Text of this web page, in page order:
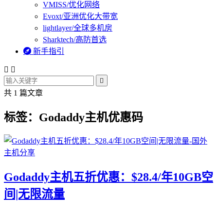
VMISS/优化网络
Evoxt/亚洲优化大带宽
lightlayer/全球多机房
Sharktech/高防首选
 新手指引
 

共 1 篇文章
标签：Godaddy主机优惠码
Godaddy主机五折优惠：$28.4/年10GB空
间|无限流量